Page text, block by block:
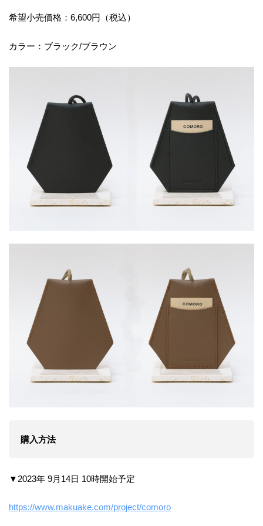
希望小売価格：6,600円（税込）
カラー：ブラック/ブラウン
購入方法
▼2023年 9月14日 10時開始予定
https://www.makuake.com/project/comoro